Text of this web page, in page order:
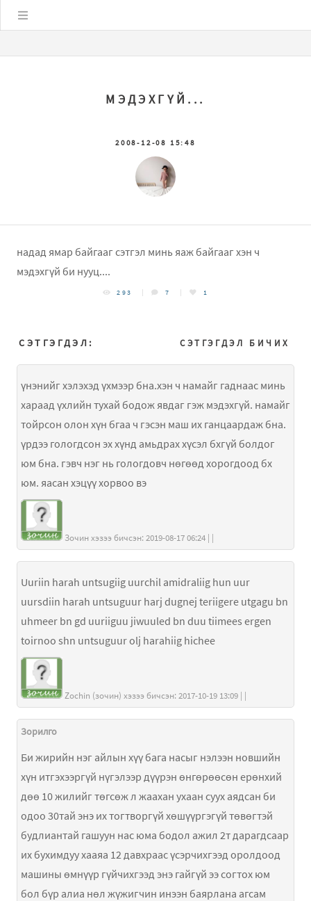
МЭДЭХГҮЙ...
2008-12-08 15:48
надад ямар байгааг сэтгэл минь яаж байгааг хэн ч
мэдэхгүй би нууц....
293 7 1
СЭТГЭГДЭЛ БИЧИХ
СЭТГЭГДЭЛ:
үнэнийг хэлэхэд үхмээр бна.хэн ч намайг гаднаас минь
хараад үхлийн тухай бодож явдаг гэж мэдэхгүй. намайг
тойрсон олон хүн бгаа ч гэсэн маш их ганцаардаж бна.
үрдээ гологдсон эх хүнд амьдрах хүсэл бхгүй болдог
юм бна. гэвч нэг нь гологдовч нөгөөд хорогдоод бх
юм. яасан хэцүү хорвоо вэ
Зочин хэзээ бичсэн: 2019-08-17 06:24 | |
Uuriin harah untsugiig uurchil amidraliig hun uur
uursdiin harah untsuguur harj dugnej teriigere utgagu bn
uhmeer bn gd uuriiguu jiwuuled bn duu tiimees ergen
toirnoo shn untsuguur olj harahiig hichee
Zochin (зочин) хэзээ бичсэн: 2017-10-19 13:09 | |
Зорилго
Би жирийн нэг айлын хүү бага насыг нэлээн новшийн
хүн итгэхээргүй нүгэлээр дүүрэн өнгөрөөсөн ерөнхий
дөө 10 жилийг төгсөж л жаахан ухаан суух аядсан би
одоо 30тай энэ их тогтворгүй хөшүүргэгүй төвөгтэй
будлиантай гашуун нас юма бодол ажил 2т дарагдсаар
их бухимдуу хааяа 12 давхраас үсэрчихгээд оролдоод
машины өмнүүр гүйчихгээд энэ гайгүй ээ согтох юм
бол бүр алиа нөл жүжигчин инээн баярлана агсам